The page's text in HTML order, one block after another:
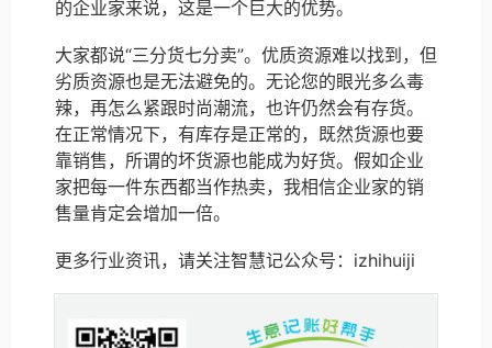
的企业家来说，这是一个巨大的优势。
大家都说“三分货七分卖”。优质资源难以找到，但
劣质资源也是无法避免的。无论您的眼光多么毒
辣，再怎么紧跟时尚潮流，也许仍然会有存货。
在正常情况下，有库存是正常的，既然货源也要
靠销售，所谓的坏货源也能成为好货。假如企业
家把每一件东西都当作热卖，我相信企业家的销
售量肯定会增加一倍。
更多行业资讯，请关注智慧记公众号：izhihuiji